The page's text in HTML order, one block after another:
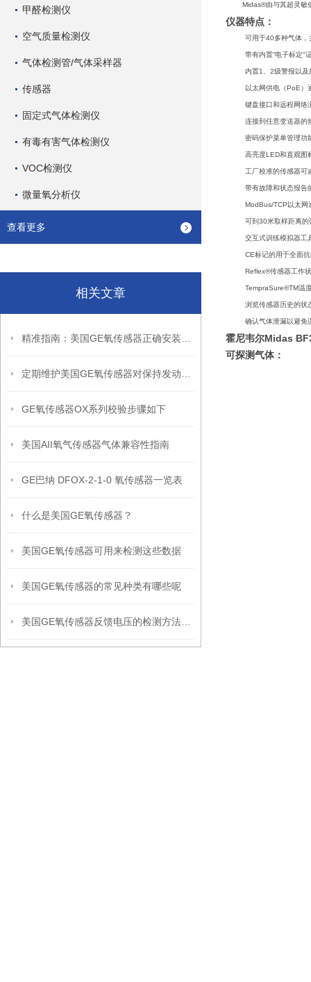
甲醛检测仪
空气质量检测仪
气体检测管/气体采样器
传感器
固定式气体检测仪
有毒有害气体检测仪
VOC检测仪
微量氧分析仪
查看更多
相关文章
GE氧传感器OX系列校验步骤如下
美国AII氧气传感器气体兼容性指南
GE巴纳 DFOX-2-1-0 氧传感器一览表
什么是美国GE氧传感器？
美国GE氧传感器可用来检测这些数据
美国GE氧传感器的常见种类有哪些呢
Midas®由与其超灵敏低
仪器特点：
可用于40多种气体
带有内置“电子标定"
内置1、2级警报以及
以太网供电（PoE）
键盘接口和远程网络
连接到任意变送器的
密码保护菜单管理功
高亮度LED和直观图
工厂校准的传感器可
带有故障和状态报告
ModBus/TCP以太网
可到30米取样距离
交互式训练模拟器工
CE标记的用于全面
Reflex®传感器工作
TempraSure®TM温
浏览传感器历史的状
确认气体泄漏以避免
霍尼韦尔Midas
可探测气体：